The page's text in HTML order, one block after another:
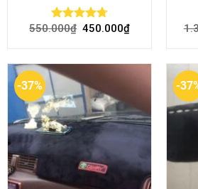
Rated4.70
550.000₫ 450.000₫
-37% -